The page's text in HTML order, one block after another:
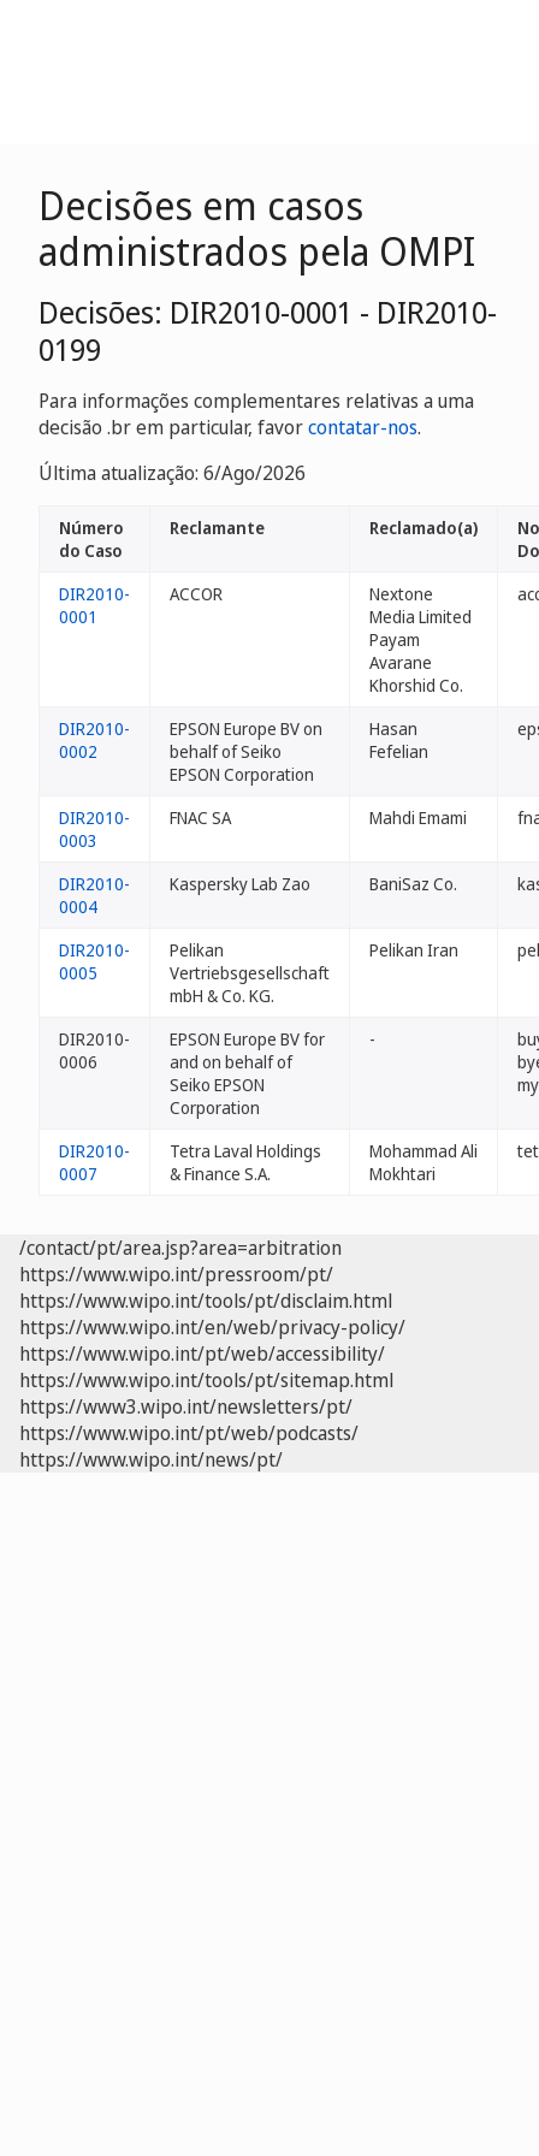
Decisões em casos
administrados pela OMPI
Decisões: DIR2010-0001 - DIR2010-
0199
Para informações complementares relativas a uma
decisão .br em particular, favorcontatar-nos.
Última atualização: 6/Ago/2026
Número
do Caso
Reclamante Reclamado(a)
DIR2010-
0001
ACCOR
Nextone
Media Limited
Payam
Avarane
Khorshid Co.
DIR2010-
0002
EPSON Europe BV on
behalf of Seiko
EPSON Corporation
Hasan
Fefelian
DIR2010-
0003
FNAC SA Mahdi Emami
DIR2010-
0004
Kaspersky Lab Zao BaniSaz Co.
DIR2010-
0005
Pelikan
Vertriebsgesellschaft
mbH & Co. KG.
Pelikan Iran
DIR2010-
0006
EPSON Europe BV for
and on behalf of
Seiko EPSON
Corporation
-
DIR2010-
0007
Tetra Laval Holdings
& Finance S.A.
Mohammad Ali
Mokhtari
/contact/pt/area.jsp?area=arbitration
https://www.wipo.int/pressroom/pt/
https://www.wipo.int/tools/pt/disclaim.html
https://www.wipo.int/en/web/privacy-policy/
https://www.wipo.int/pt/web/accessibility/
https://www.wipo.int/tools/pt/sitemap.html
https://www3.wipo.int/newsletters/pt/
https://www.wipo.int/pt/web/podcasts/
https://www.wipo.int/news/pt/